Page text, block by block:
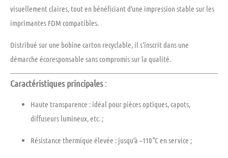
visuellement claires, tout en bénéficiant d’une impression stable sur les
imprimantes FDM compatibles.
Distribué sur une bobine carton recyclable, il s’inscrit dans une
démarche écoresponsable sans compromis sur la qualité.
Caractéristiques principales:
Haute transparence : idéal pour pièces optiques, capots,
diffuseurs lumineux, etc. ;
Résistance thermique élevée : jusqu’à ~110 °C en service ;